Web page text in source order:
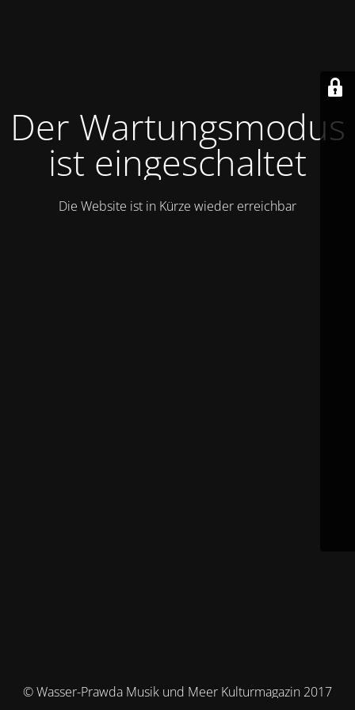
Der Wartungsmodus
ist eingeschaltet
Die Website ist in Kürze wieder erreichbar
© Wasser-Prawda Musik und Meer Kulturmagazin 2017